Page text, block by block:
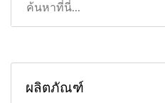
ผลิตภัณฑ์